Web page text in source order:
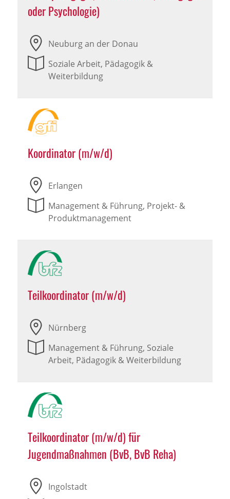
oder Psychologie)
Neuburg an der Donau
Soziale Arbeit, Pädagogik &
Weiterbildung
Koordinator (m/w/d)
Erlangen
Management & Führung, Projekt- &
Produktmanagement
Teilkoordinator (m/w/d)
Nürnberg
Management & Führung, Soziale
Arbeit, Pädagogik & Weiterbildung
Teilkoordinator (m/w/d) für
Jugendmaßnahmen (BvB, BvB Reha)
Ingolstadt